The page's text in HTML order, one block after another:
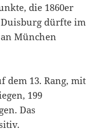
die 1860er
dürfte im
München
dem 13. Rang, mit
199
Das